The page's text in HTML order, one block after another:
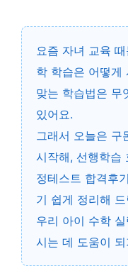
요즘 자녀 교육
학 학습은 어떻게
맞는 학습법은 무
있어요.
그래서 오늘은 구
시작해, 선행학습
정테스트 합격후
기 쉽게 정리해
우리 아이 수학
시는 데 도움이